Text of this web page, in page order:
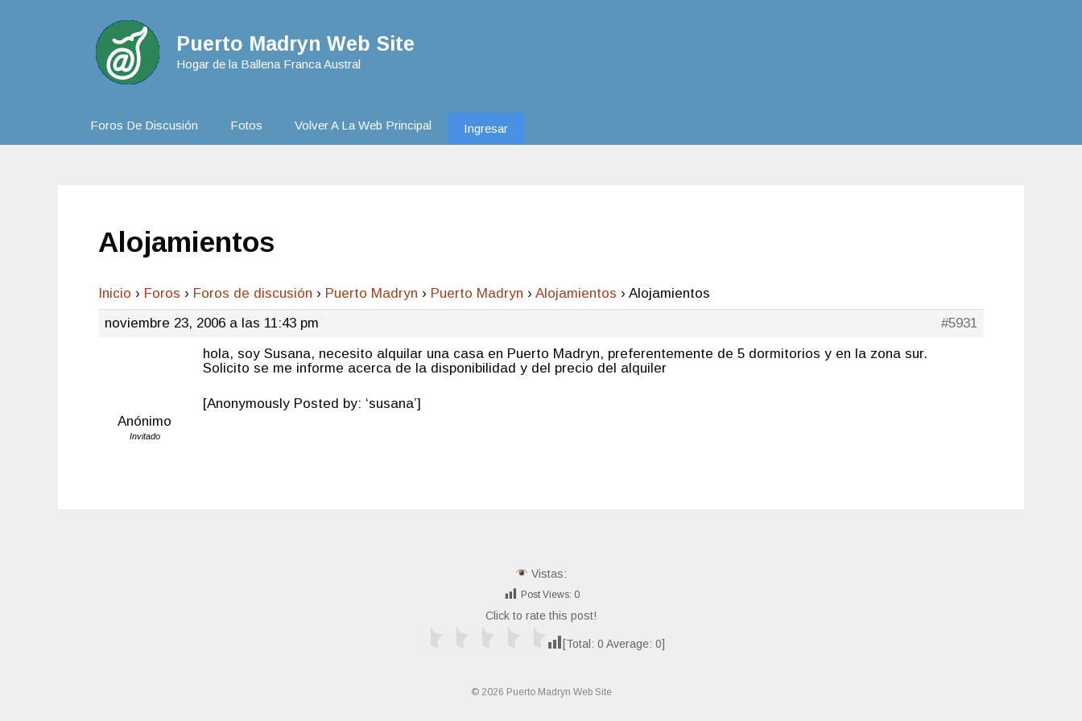
Puerto Madryn Web Site
Hogar de la Ballena Franca Austral
Foros De Discusión Fotos Volver A La Web Principal Ingresar
Alojamientos
Inicio › Foros › Foros de discusión › Puerto Madryn › Puerto Madryn › Alojamientos › Alojamientos
noviembre 23, 2006 a las 11:43 pm
#5931
Anónimo
Invitado
hola, soy Susana, necesito alquilar una casa en Puerto Madryn, preferentemente de 5 dormitorios y en la zona sur.
Solicito se me informe acerca de la disponibilidad y del precio del alquiler
[Anonymously Posted by: ‘susana’]
Vistas:
Post Views: 0
Click to rate this post!
[Total: 0 Average: 0]
© 2026 Puerto Madryn Web Site